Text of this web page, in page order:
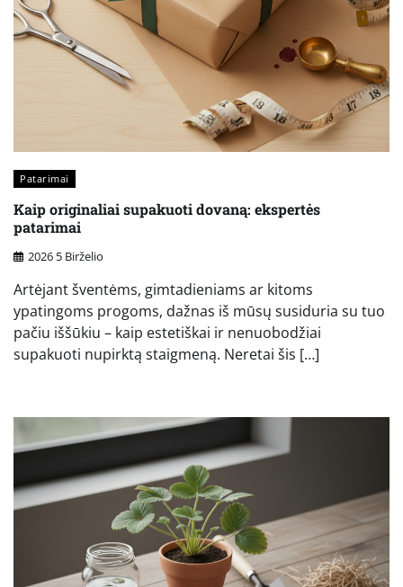
Patarimai
Kaip originaliai supakuoti dovaną: ekspertės
patarimai
2026 5 Birželio
Artėjant šventėms, gimtadieniams ar kitoms
ypatingoms progoms, dažnas iš mūsų susiduria su tuo
pačiu iššūkiu – kaip estetiškai ir nenuobodžiai
supakuoti nupirktą staigmeną. Neretai šis […]